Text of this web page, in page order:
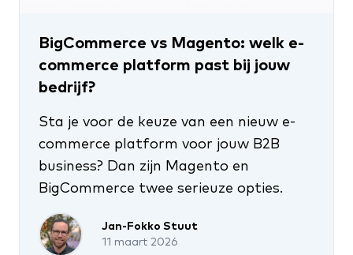
BigCommerce vs Magento: welk e-
commerce platform past bij jouw
bedrijf?
Sta je voor de keuze van een nieuw e-
commerce platform voor jouw B2B
business? Dan zijn Magento en
BigCommerce twee serieuze opties.
Jan-Fokko Stuut
11 maart 2026